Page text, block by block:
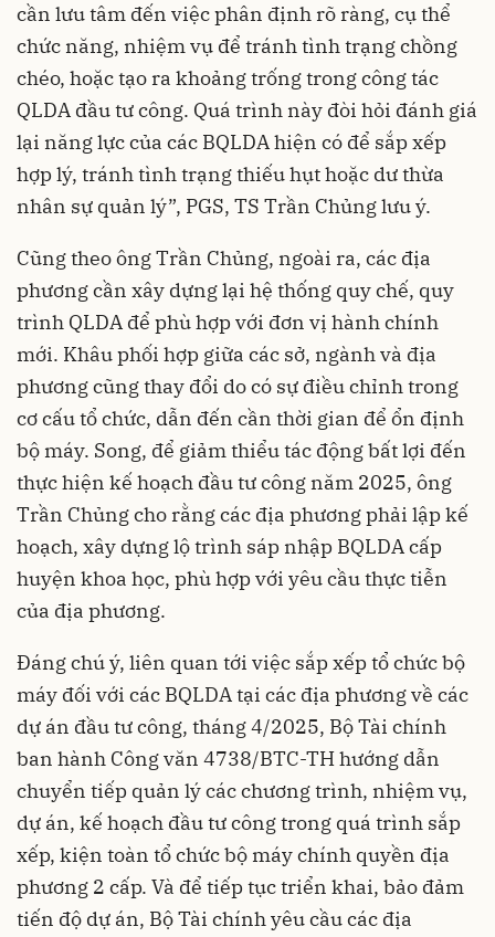
cần lưu tâm đến việc phân định rõ ràng, cụ thể
chức năng, nhiệm vụ để tránh tình trạng chồng
chéo, hoặc tạo ra khoảng trống trong công tác
QLDA đầu tư công. Quá trình này đòi hỏi đánh giá
lại năng lực của các BQLDA hiện có để sắp xếp
hợp lý, tránh tình trạng thiếu hụt hoặc dư thừa
nhân sự quản lý”, PGS, TS Trần Chủng lưu ý.
Cũng theo ông Trần Chủng, ngoài ra, các địa
phương cần xây dựng lại hệ thống quy chế, quy
trình QLDA để phù hợp với đơn vị hành chính
mới. Khâu phối hợp giữa các sở, ngành và địa
phương cũng thay đổi do có sự điều chỉnh trong
cơ cấu tổ chức, dẫn đến cần thời gian để ổn định
bộ máy. Song, để giảm thiểu tác động bất lợi đến
thực hiện kế hoạch đầu tư công năm 2025, ông
Trần Chủng cho rằng các địa phương phải lập kế
hoạch, xây dựng lộ trình sáp nhập BQLDA cấp
huyện khoa học, phù hợp với yêu cầu thực tiễn
của địa phương.
Đáng chú ý, liên quan tới việc sắp xếp tổ chức bộ
máy đối với các BQLDA tại các địa phương về các
dự án đầu tư công, tháng 4/2025, Bộ Tài chính
ban hành Công văn 4738/BTC-TH hướng dẫn
chuyển tiếp quản lý các chương trình, nhiệm vụ,
dự án, kế hoạch đầu tư công trong quá trình sắp
xếp, kiện toàn tổ chức bộ máy chính quyền địa
phương 2 cấp. Và để tiếp tục triển khai, bảo đảm
tiến độ dự án, Bộ Tài chính yêu cầu các địa